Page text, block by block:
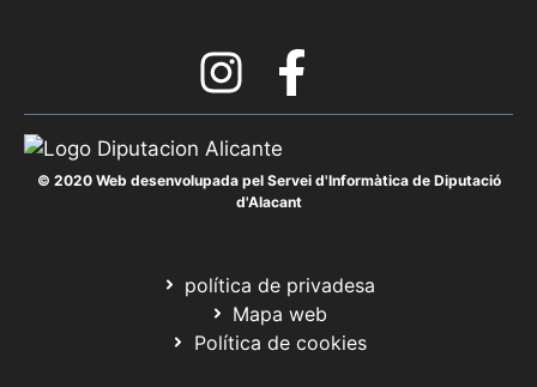
© 2020 Web desenvolupada pel Servei d'Informàtica de Diputació
d'Alacant
política de privadesa
Mapa web
Política de cookies